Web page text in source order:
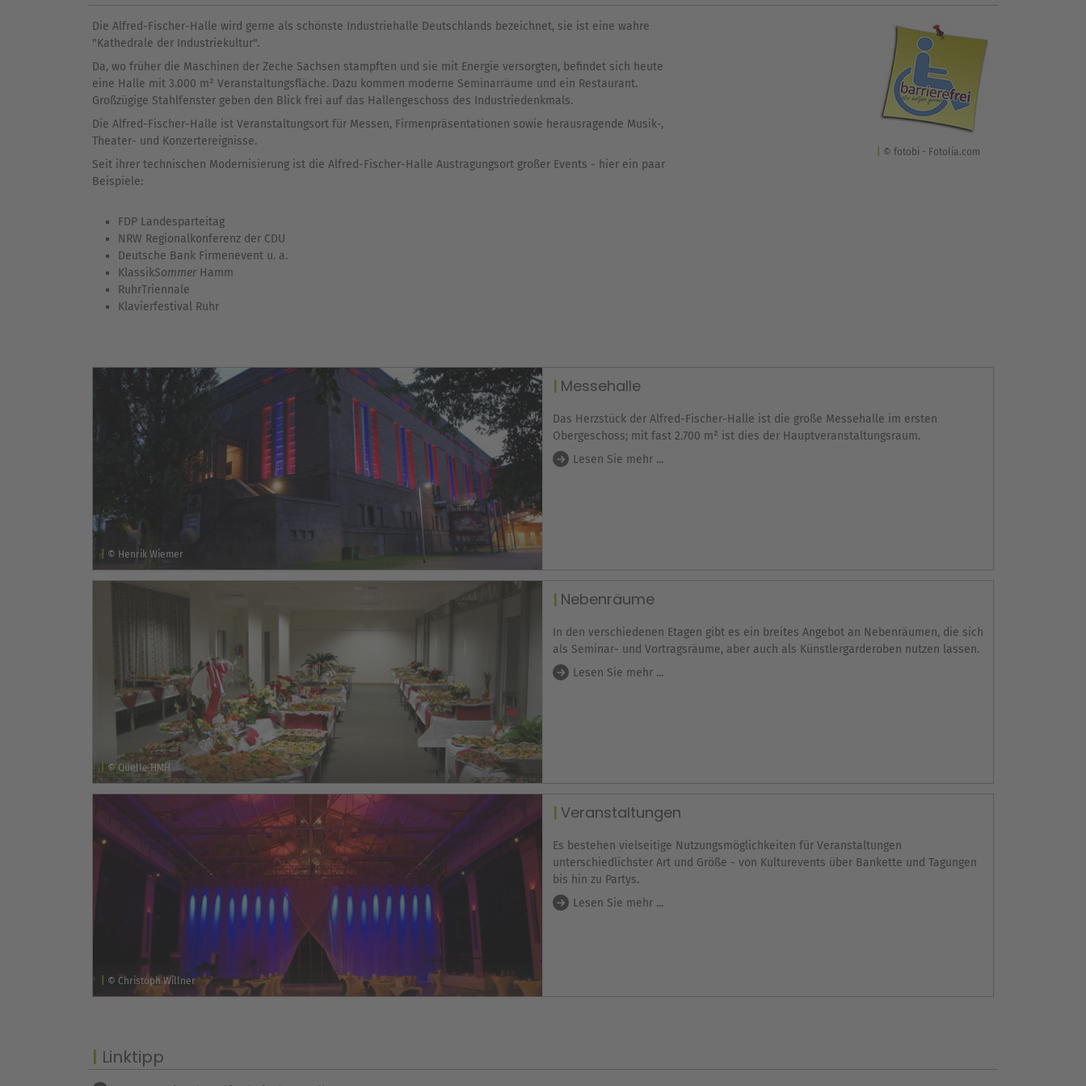
Die Alfred-Fischer-Halle wird gerne als schönste Industriehalle Deutschlands bezeichnet, sie ist eine wahre
"Kathedrale der Industriekultur".
Da, wo früher die Maschinen der Zeche Sachsen stampften und sie mit Energie versorgten, befindet sich heute
eine Halle mit 3.000 m² Veranstaltungsfläche. Dazu kommen moderne Seminarräume und ein Restaurant.
Großzügige Stahlfenster geben den Blick frei auf das Hallengeschoss des Industriedenkmals.
Die Alfred-Fischer-Halle ist Veranstaltungsort für Messen, Firmenpräsentationen sowie herausragende Musik-,
Theater- und Konzertereignisse.
Seit ihrer technischen Modernisierung ist die Alfred-Fischer-Halle Austragungsort großer Events - hier ein paar
Beispiele:
FDP Landesparteitag
NRW Regionalkonferenz der CDU
Deutsche Bank Firmenevent u. a.
KlassikSommerHamm
RuhrTriennale
Klavierfestival Ruhr
© fotobi - Fotolia.com
© Henrik Wiemer
Messehalle
Das Herzstück der Alfred-Fischer-Halle ist die große Messehalle im ersten
Obergeschoss; mit fast 2.700 m² ist dies der Hauptveranstaltungsraum.
Lesen Sie mehr ...
© Quelle HMH
Nebenräume
In den verschiedenen Etagen gibt es ein breites Angebot an Nebenräumen, die sich
als Seminar- und Vortragsräume, aber auch als Künstlergarderoben nutzen lassen.
Lesen Sie mehr ...
© Christoph Willner
Veranstaltungen
Es bestehen vielseitige Nutzungsmöglichkeiten für Veranstaltungen
unterschiedlichster Art und Größe - von Kulturevents über Bankette und Tagungen
bis hin zu Partys.
Lesen Sie mehr ...
Linktipp